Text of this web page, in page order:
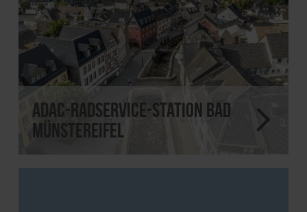
ADAC-Radservice-Station Bad
Münstereifel